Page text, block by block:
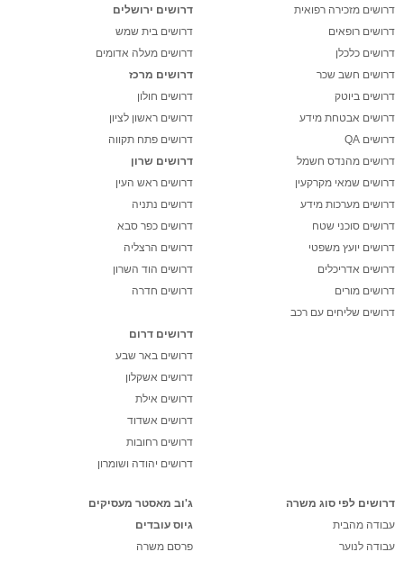
דרושים מזכירה רפואית
דרושים רופאים
דרושים כלכלן
דרושים חשב שכר
דרושים ביוטק
דרושים אבטחת מידע
דרושים QA
דרושים מהנדס חשמל
דרושים שמאי מקרקעין
דרושים מערכות מידע
דרושים סוכני שטח
דרושים יועץ משפטי
דרושים אדריכלים
דרושים מורים
דרושים שליחים עם רכב
דרושים ירושלים
דרושים בית שמש
דרושים מעלה אדומים
דרושים מרכז
דרושים חולון
דרושים ראשון לציון
דרושים פתח תקווה
דרושים שרון
דרושים ראש העין
דרושים נתניה
דרושים כפר סבא
דרושים הרצליה
דרושים הוד השרון
דרושים חדרה
דרושים דרום
דרושים באר שבע
דרושים אשקלון
דרושים אילת
דרושים אשדוד
דרושים רחובות
דרושים יהודה ושומרון
דרושים לפי סוג משרה
עבודה מהבית
עבודה לנוער
ג'וב מאסטר מעסיקים
גיוס עובדים
פרסם משרה